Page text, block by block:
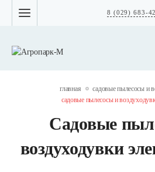
8 (029) 683-
главная
садовые пылесосы и
садовые пылесосы и
Садовые
воздуходувки